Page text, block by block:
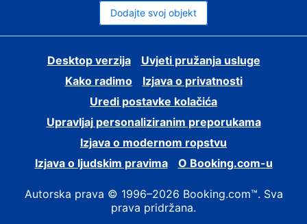
Dodajte svoj objekt
Desktop verzija
Uvjeti pružanja usluge
Kako radimo
Izjava o privatnosti
Uredi postavke kolačića
Upravljaj personaliziranim preporukama
Izjava o modernom ropstvu
Izjava o ljudskim pravima
O Booking.com-u
Autorska prava © 1996–2026 Booking.com™. Sva
prava pridržana.